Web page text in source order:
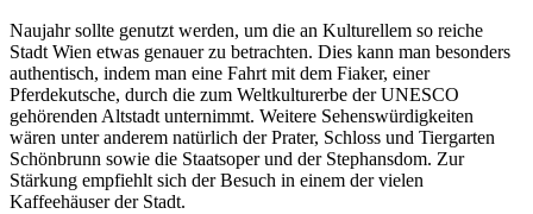
Naujahr sollte genutzt werden, um die an Kulturellem so reiche
Stadt Wien etwas genauer zu betrachten. Dies kann man besonders
authentisch, indem man eine Fahrt mit dem Fiaker, einer
Pferdekutsche, durch die zum Weltkulturerbe der UNESCO
gehörenden Altstadt unternimmt. Weitere Sehenswürdigkeiten
wären unter anderem natürlich der Prater, Schloss und Tiergarten
Schönbrunn sowie die Staatsoper und der Stephansdom. Zur
Stärkung empfiehlt sich der Besuch in einem der vielen
Kaffeehäuser der Stadt.